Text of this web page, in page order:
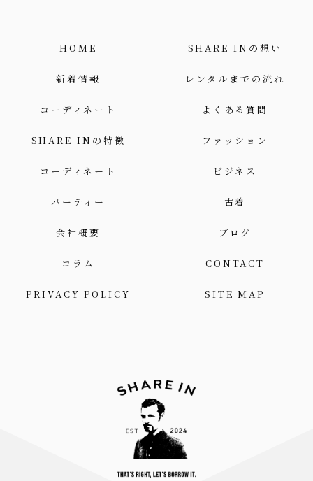
HOME SHARE INの想い
新着情報 レンタルまでの流れ
コーディネート よくある質問
SHARE INの特徴 ファッション
コーディネート ビジネス
パーティー 古着
会社概要 ブログ
コラム CONTACT
PRIVACY POLICY SITE MAP